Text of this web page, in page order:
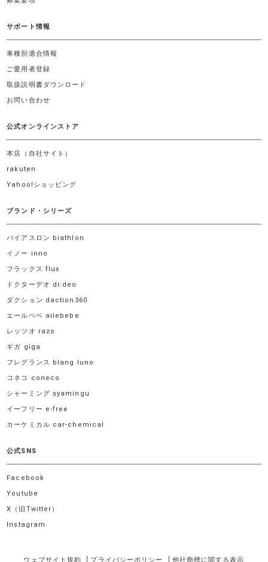
サポート情報
車種別適合情報
ご愛用者登録
取扱説明書ダウンロード
お問い合わせ
公式オンラインストア
本店（自社サイト）
rakuten
Yahoo!ショッピング
ブランド・シリーズ
バイアスロン biathlon
イノー inno
フラックス flux
ドクターデオ dr.deo
ダクション daction360
エールベベ ailebebe
レッツオ razo
ギガ giga
フレグランス blang luno
コネコ coneco
シャーミング syamingu
イーフリー e-free
カーケミカル car-chemical
公式SNS
Facebook
Youtube
X（旧Twitter）
Instagram
ウェブサイト規約 プライバシーポリシー 他社商標に関する表示